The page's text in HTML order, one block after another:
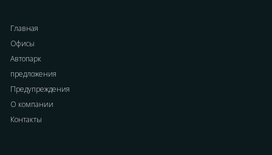
Главная
Офисы
Автопарк
предложения
Предупреждения
О компании
Контакты